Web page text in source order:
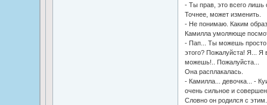
- Ты прав, это всего лишь
Точнее, может изменить.
- Не понимаю. Каким
Камилла умоляюще
- Пап... Ты можешь просто
этого? Пожалуйста! Я... Я
можешь!.. Пожалуйста...
Она расплакалась.
- Камилла... девочка... -
очень сильное и
Словно он родился с